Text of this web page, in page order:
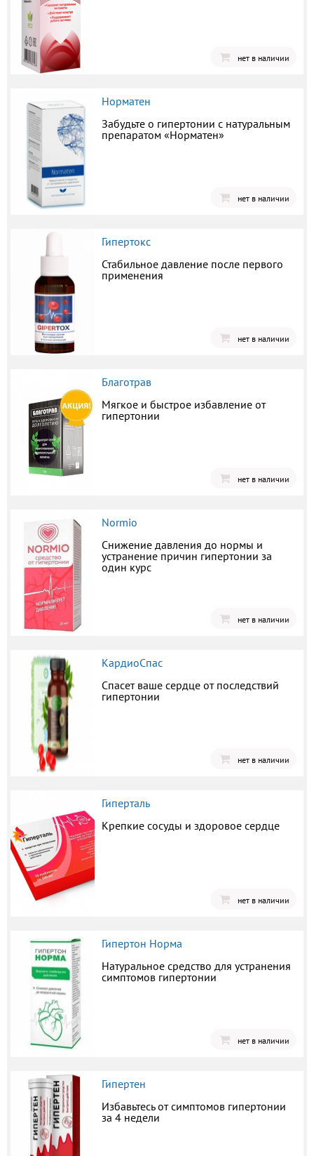
нет в наличии
Норматен
Забудьте о гипертонии с натуральным
препаратом «Норматен»
нет в наличии
Гипертокс
Стабильное давление после первого
применения
нет в наличии
Благотрав
Мягкое и быстрое избавление от
гипертонии
нет в наличии
Normio
Снижение давления до нормы и
устранение причин гипертонии за
один курс
нет в наличии
КардиоСпас
Спасет ваше сердце от последствий
гипертонии
нет в наличии
Гиперталь
Крепкие сосуды и здоровое сердце
нет в наличии
Гипертон Норма
Натуральное средство для устранения
симптомов гипертонии
нет в наличии
Гипертен
Избавьтесь от симптомов гипертонии
за 4 недели